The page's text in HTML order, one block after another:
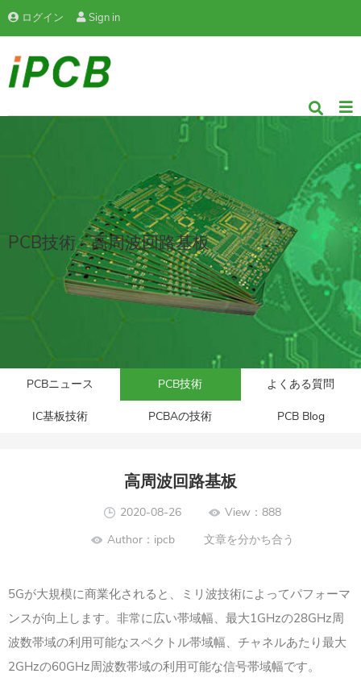
ログイン Sign in
PCB技術 - 高周波回路基板
PCBニュース PCB技術 よくある質問
IC基板技術 PCBAの技術 PCB Blog
高周波回路基板
2020-08-26
View：888
Author：ipcb 文章を分かち合う
5Gが大規模に商業化されると、ミリ波技術によってパフォーマ
ンスが向上します。非常に広い帯域幅、最大1GHzの28GHz周
波数帯域の利用可能なスペクトル帯域幅、チャネルあたり最大
2GHzの60GHz周波数帯域の利用可能な信号帯域幅です。